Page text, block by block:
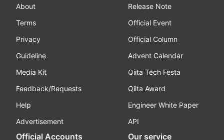
About
Terms
Privacy
Guideline
Media Kit
Feedback/Requests
Help
Advertisement
Release Note
Official Event
Official Column
Advent Calendar
Qiita Tech Festa
Qiita Award
Engineer White Paper
API
Official Accounts Our service